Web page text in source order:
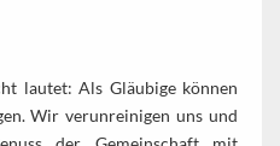
lautet: Als Gläubige können
Wir verunreinigen uns und